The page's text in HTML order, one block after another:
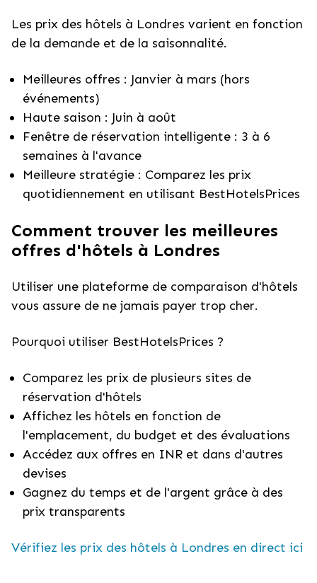
Les prix des hôtels à Londres varient en fonction
de la demande et de la saisonnalité.
Meilleures offres : Janvier à mars (hors
événements)
Haute saison : Juin à août
Fenêtre de réservation intelligente : 3 à 6
semaines à l'avance
Meilleure stratégie : Comparez les prix
quotidiennement en utilisant BestHotelsPrices
Comment trouver les meilleures
offres d'hôtels à Londres
Utiliser une plateforme de comparaison d'hôtels
vous assure de ne jamais payer trop cher.
Pourquoi utiliser BestHotelsPrices ?
Comparez les prix de plusieurs sites de
réservation d'hôtels
Affichez les hôtels en fonction de
l'emplacement, du budget et des évaluations
Accédez aux offres en INR et dans d'autres
devises
Gagnez du temps et de l'argent grâce à des
prix transparents
Vérifiez les prix des hôtels à Londres en direct ici